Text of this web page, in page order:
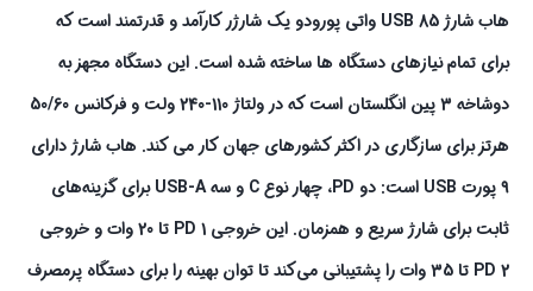
هاب شارژ USB 85 واتی پورودو یک شارژر کارآمد و قدرتمند است که
برای تمام نیازهای دستگاه ها ساخته شده است. این دستگاه مجهز به
دوشاخه 3 پین انگلستان است که در ولتاژ 110-240 ولت و فرکانس 50/60
هرتز برای سازگاری در اکثر کشورهای جهان کار می کند. هاب شارژ دارای
۹ پورت USB است: دو PD، چهار نوع C و سه USB-A برای گزینه‌های
ثابت برای شارژ سریع و همزمان. این خروجی PD 1 تا 20 وات و خروجی
PD 2 تا 35 وات را پشتیبانی می‌کند تا توان بهینه را برای دستگاه پرمصرف